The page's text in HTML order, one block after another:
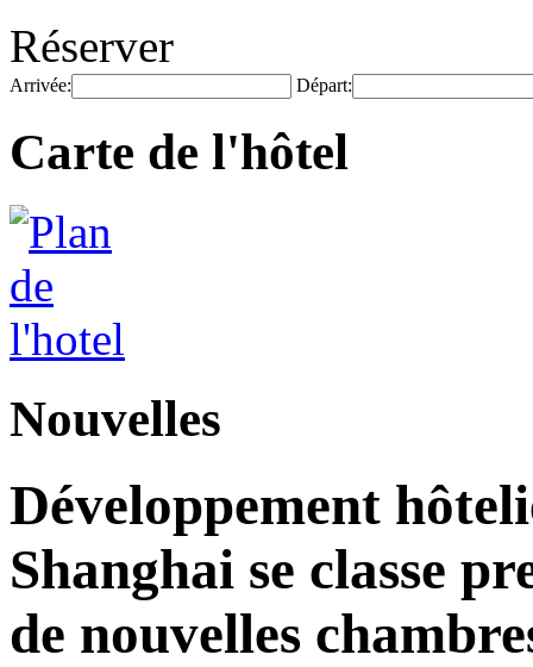
Réserver
Arrivée: Départ:
Carte de l'hôtel
Nouvelles
Développement
Shanghai se classe
de nouvelles